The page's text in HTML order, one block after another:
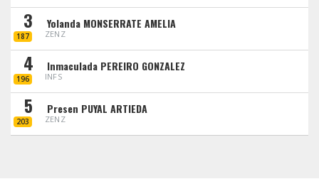
3
187
Yolanda MONSERRATE AMELIA
ZENZ
4
196
Inmaculada PEREIRO GONZALEZ
INFS
5
203
Presen PUYAL ARTIEDA
ZENZ